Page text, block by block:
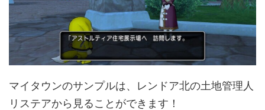
マイタウンのサンプルは、レンドア北の土地管理人
リステアから見ることができます！